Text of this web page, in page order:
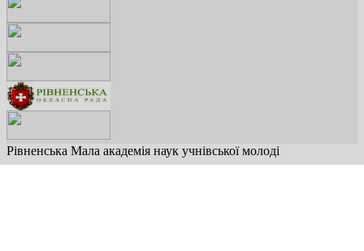
Рівненська Мала академія наук учнівської молоді